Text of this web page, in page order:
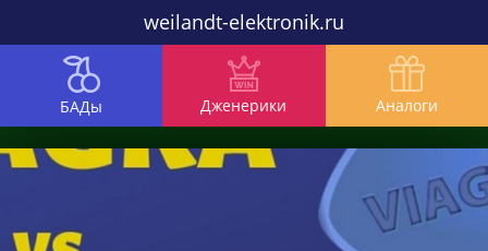
weilandt-elektronik.ru
БАДы Дженерики Аналоги